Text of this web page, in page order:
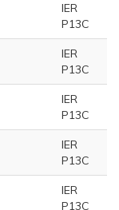
IER
P13C
IER
P13C
IER
P13C
IER
P13C
IER
P13C